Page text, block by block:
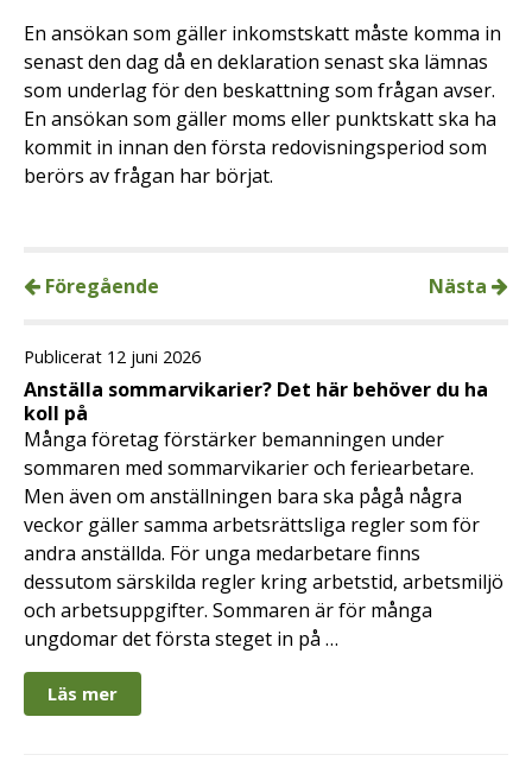
En ansökan som gäller inkomstskatt måste komma in
senast den dag då en deklaration senast ska lämnas
som underlag för den beskattning som frågan avser.
En ansökan som gäller moms eller punktskatt ska ha
kommit in innan den första redovisningsperiod som
berörs av frågan har börjat.
Föregående Nästa
Publicerat 12 juni 2026
Anställa sommarvikarier? Det här behöver du ha
koll på
Många företag förstärker bemanningen under
sommaren med sommarvikarier och feriearbetare.
Men även om anställningen bara ska pågå några
veckor gäller samma arbetsrättsliga regler som för
andra anställda. För unga medarbetare finns
dessutom särskilda regler kring arbetstid, arbetsmiljö
och arbetsuppgifter. Sommaren är för många
ungdomar det första steget in på …
Läs mer